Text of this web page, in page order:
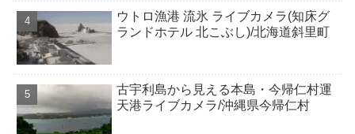
ウトロ漁港 流氷 ライブカメラ(知床グ
ランドホテル 北こぶし)/北海道斜里町
古宇利島から見える本島・今帰仁村運
天港ライブカメラ/沖縄県今帰仁村